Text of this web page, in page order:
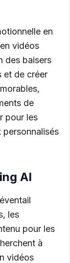
en
vidéos
des baisers
et de créer
de
pour les
personnalisés
AI
les
pour les
à
vidéos